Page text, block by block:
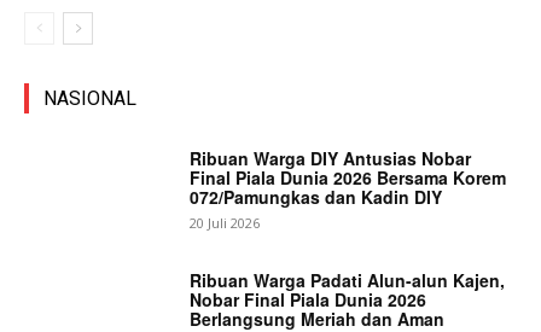
NASIONAL
Ribuan Warga DIY Antusias Nobar
Final Piala Dunia 2026 Bersama Korem
072/Pamungkas dan Kadin DIY
20 Juli 2026
Ribuan Warga Padati Alun-alun Kajen,
Nobar Final Piala Dunia 2026
Berlangsung Meriah dan Aman